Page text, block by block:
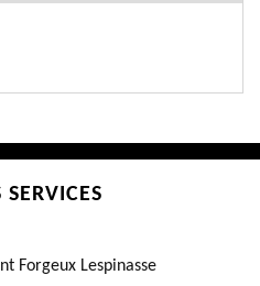
SERVICES
Forgeux Lespinasse